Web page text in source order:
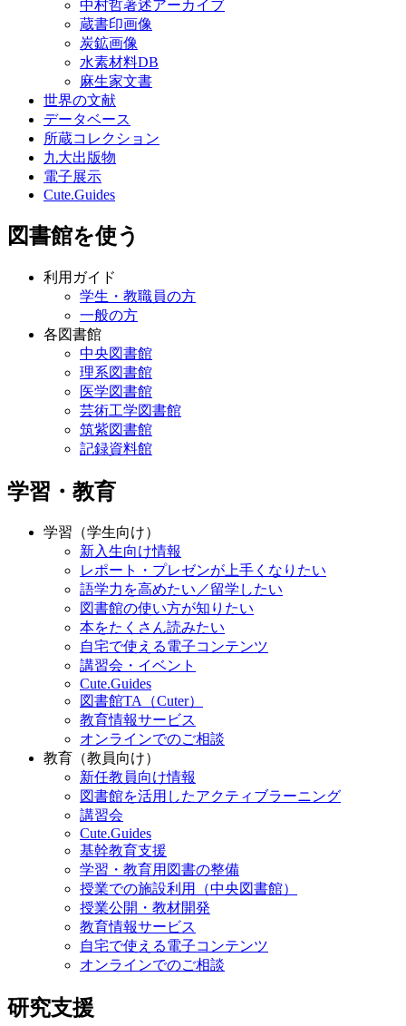
中村哲著述アーカイブ
蔵書印画像
炭鉱画像
水素材料DB
麻生家文書
世界の文献
データベース
所蔵コレクション
九大出版物
電子展示
Cute.Guides
図書館を使う
利用ガイド
学生・教職員の方
一般の方
各図書館
中央図書館
理系図書館
医学図書館
芸術工学図書館
筑紫図書館
記録資料館
学習・教育
学習（学生向け）
新入生向け情報
レポート・プレゼンが上手くなりたい
語学力を高めたい／留学したい
図書館の使い方が知りたい
本をたくさん読みたい
自宅で使える電子コンテンツ
講習会・イベント
Cute.Guides
図書館TA（Cuter）
教育情報サービス
オンラインでのご相談
教育（教員向け）
新任教員向け情報
図書館を活用したアクティブラーニング
講習会
Cute.Guides
基幹教育支援
学習・教育用図書の整備
授業での施設利用（中央図書館）
授業公開・教材開発
教育情報サービス
自宅で使える電子コンテンツ
オンラインでのご相談
研究支援